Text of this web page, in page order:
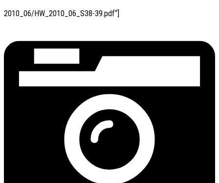
2010_06/HW_2010_06_S38-39.pdf“]